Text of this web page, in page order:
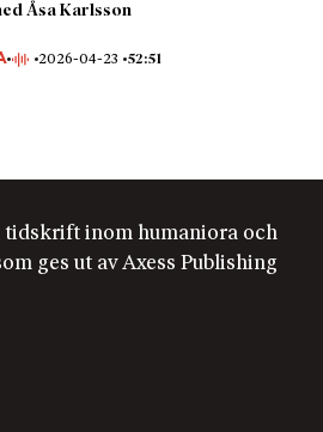
Åsa Karlsson
2026-04-23 52:51
tidskrift inom humaniora och
ges ut av Axess Publishing